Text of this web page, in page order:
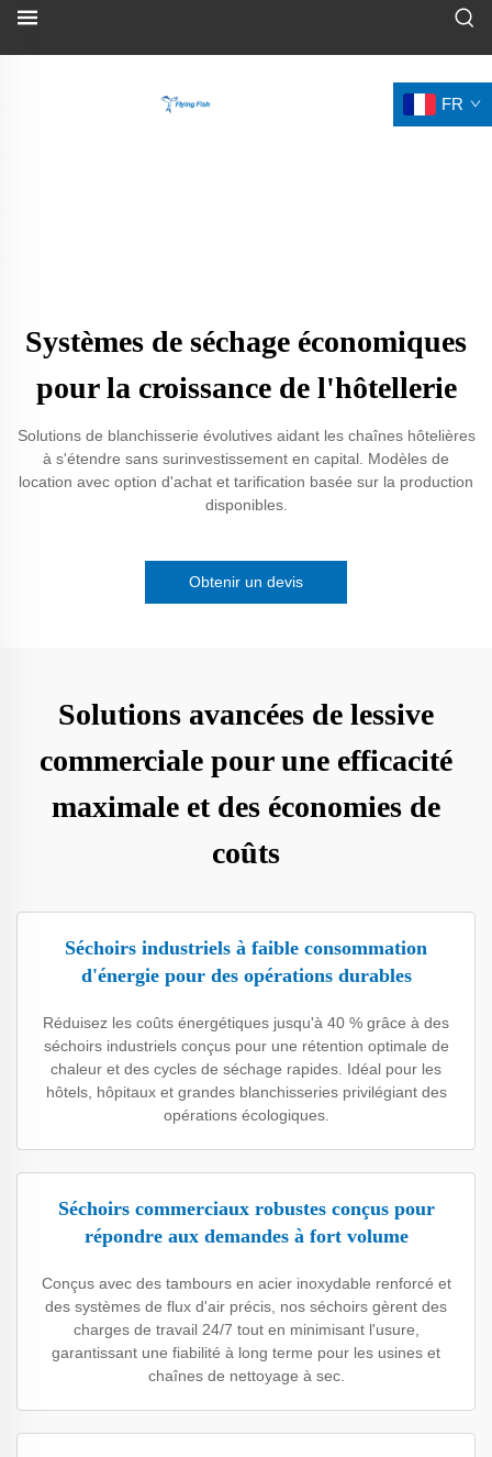
FR
Systèmes de séchage économiques
pour la croissance de l'hôtellerie
Solutions de blanchisserie évolutives aidant les chaînes hôtelières
à s'étendre sans surinvestissement en capital. Modèles de
location avec option d'achat et tarification basée sur la production
disponibles.
Obtenir un devis
Solutions avancées de lessive
commerciale pour une efficacité
maximale et des économies de
coûts
Séchoirs industriels à faible consommation
d'énergie pour des opérations durables
Réduisez les coûts énergétiques jusqu'à 40 % grâce à des
séchoirs industriels conçus pour une rétention optimale de
chaleur et des cycles de séchage rapides. Idéal pour les
hôtels, hôpitaux et grandes blanchisseries privilégiant des
opérations écologiques.
Séchoirs commerciaux robustes conçus pour
répondre aux demandes à fort volume
Conçus avec des tambours en acier inoxydable renforcé et
des systèmes de flux d'air précis, nos séchoirs gèrent des
charges de travail 24/7 tout en minimisant l'usure,
garantissant une fiabilité à long terme pour les usines et
chaînes de nettoyage à sec.